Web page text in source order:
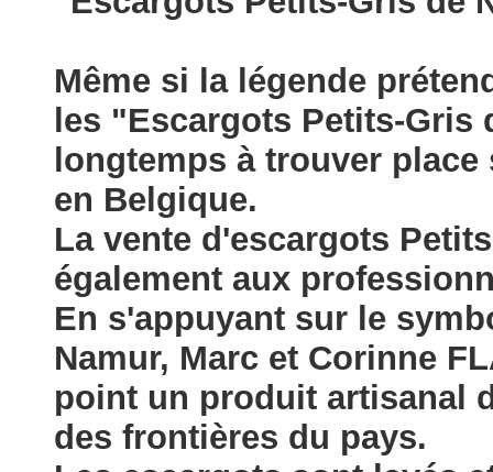
Même si la légende
les "Escargots Petits-
longtemps à trouver
en Belgique.
La vente d'escargots
également aux
En s'appuyant sur le
Namur, Marc et Corinne
point un produit artisanal
des frontières du pays.